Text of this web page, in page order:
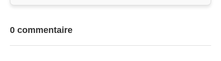
0 commentaire